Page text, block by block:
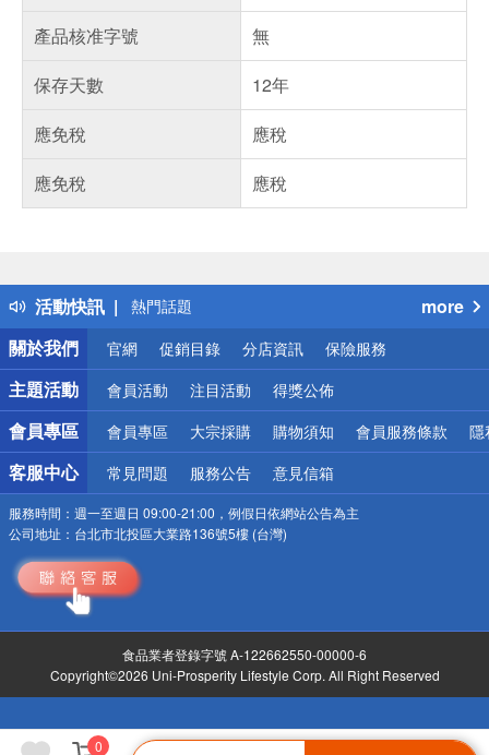
0
產品核准字號
無
保存天數
12年
應免稅
應稅
應免稅
應稅
活動快訊
得獎公告
熱門話題
銀行優惠
偏遠地區配送
詐騙網頁！請小心！
more
關於我們
官網 促銷目錄 分店資訊 保險服務
主題活動 會員活動 注目活動 得獎公佈
會員專區 會員專區 大宗採購 購物須知 會員服務條款 隱
客服中心 常見問題 服務公告 意見信箱
服務時間： 週一至週日 09:00-21:00，例假日依網站公告為主
公司地址： 台北市北投區大業路136號5樓 (台灣)
食品業者登錄字號 A-122662550-00000-6
Copyright©2026 Uni-Prosperity Lifestyle Corp. All Right Reserved